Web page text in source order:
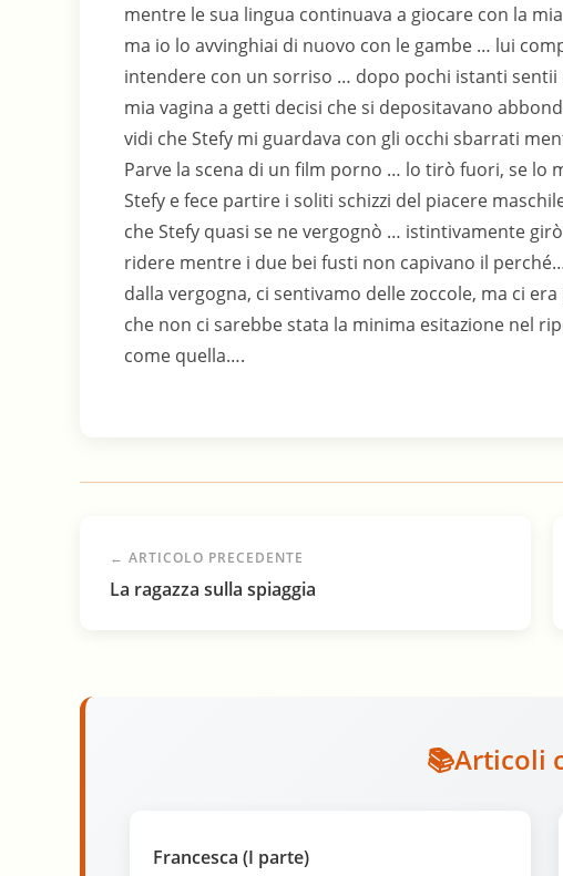
mentre le sua lingua continuava a giocare con la
ma io lo avvinghiai di nuovo con le gambe … lui
intendere con un sorriso … dopo pochi istanti sentii
mia vagina a getti decisi che si depositavano
vidi che Stefy mi guardava con gli occhi sbarrati
Parve la scena di un film porno … lo tirò fuori, se lo
Stefy e fece partire i soliti schizzi del piacere
che Stefy quasi se ne vergognò … istintivamente
ridere mentre i due bei fusti non capivano il
dalla vergogna, ci sentivamo delle zoccole, ma ci
che non ci sarebbe stata la minima esitazione nel
come quella….
← ARTICOLO PRECEDENTE
La ragazza sulla spiaggia
Articoli
Francesca (I parte)